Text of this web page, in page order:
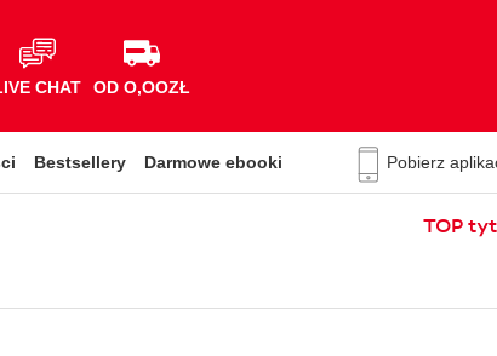
CHAT OD O,OOZŁ
Bestsellery Darmowe ebooki Pobierz
TOP